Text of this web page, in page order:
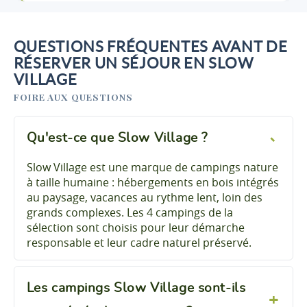
Tiny House 2 chambres
2 chambres - 4
personnes - 24 m²
À partir de316 €/ 7 nuits
Découvrir ce
locatif
Pour un tourisme responsable, Slow Village
encourage les prestations de proximité : arriver en
train, explorer la région à pied ou à vélo,
consommer local. La réservation hors saison offre
emplacements, avec des nuits dans un cadre
naturel authentique.
QUESTIONS FRÉQUENTES AVANT DE
RÉSERVER UN SÉJOUR EN SLOW
VILLAGE
FOIRE AUX QUESTIONS
Qu'est-ce que Slow Village ?
Slow Village est une marque de campings nature
à taille humaine : hébergements en bois intégrés
au paysage, vacances au rythme lent, loin des
grands complexes. Les 4 campings de la
sélection sont choisis pour leur démarche
responsable et leur cadre naturel préservé.
Les campings Slow Village sont-ils